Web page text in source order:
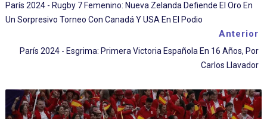
París 2024 - Rugby 7 Femenino: Nueva Zelanda Defiende El Oro En
Un Sorpresivo Torneo Con Canadá Y USA En El Podio
Anterior
París 2024 - Esgrima: Primera Victoria Española En 16 Años, Por
Carlos Llavador